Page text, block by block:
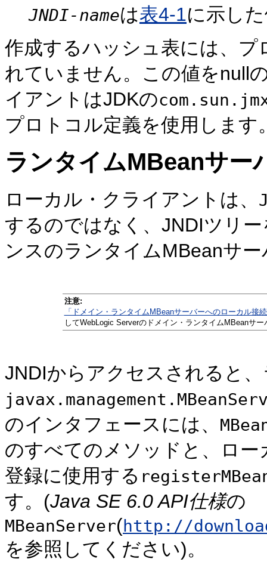
JNDI-nameは表4-1に示し
作成するハッシュ表には、
れていません。この値をnull
イアントはJDKの
プロトコル定義を使用します
ランタイムMBeanサー
ローカル・クライアントは、
するのではなく、JNDIツリ
ンスのランタイムMBeanサ
注意:
「ドメイン・ランタイムMBeanサーバーへのローカル接
してWebLogic Serverのドメイン・ランタイムMBeanサ
JNDIからアクセスされると
のインタフェースには、
のすべてのメソッドと、ロ
登録に使用する
す。(Java SE 6.0 API仕様の
MBeanServer(http://
を参照してください)。